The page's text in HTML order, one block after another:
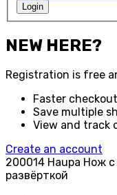
Login
NEW HERE?
Registration is free
Faster checkout
Save multiple
View and track
Create an account
200014 Haupa Нож
развёрткой